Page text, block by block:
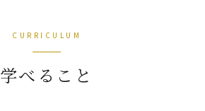
CURRICULUM
学べること